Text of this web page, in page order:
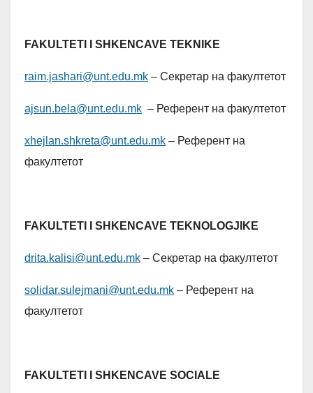
FAKULTETI I SHKENCAVE TEKNIKE
raim.jashari@unt.edu.mk – Секретар на факултетот
ajsun.bela@unt.edu.mk – Референт на факултетот
xhejlan.shkreta@unt.edu.mk – Референт на
факултетот
FAKULTETI I SHKENCAVE TEKNOLOGJIKE
drita.kalisi@unt.edu.mk – Секретар на факултетот
solidar.sulejmani@unt.edu.mk – Референт на
факултетот
FAKULTETI I SHKENCAVE SOCIALE